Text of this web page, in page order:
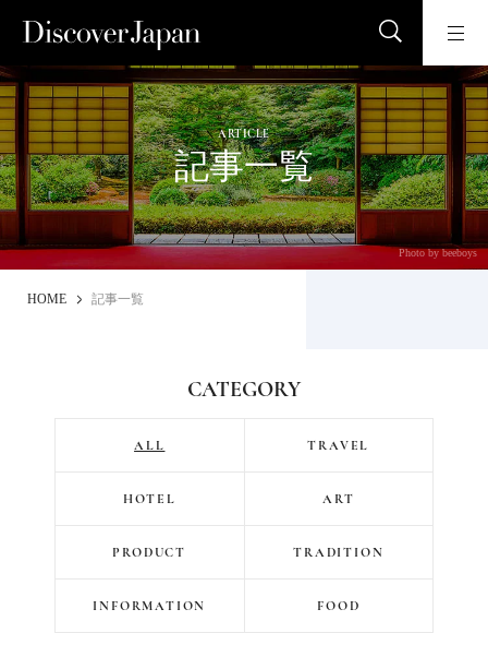
ARTICLE
記事一覧
Photo by beeboys
HOME 記事一覧
CATEGORY
ALL TRAVEL
HOTEL ART
PRODUCT TRADITION
INFORMATION FOOD